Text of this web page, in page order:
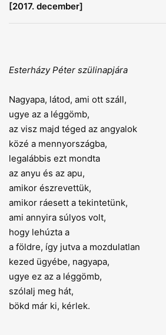
[2017. december]
Esterházy Péter szülinapjára
Nagyapa, látod, ami ott száll,
ugye az a léggömb,
az visz majd téged az angyalok
közé a mennyországba,
legalábbis ezt mondta
az anyu és az apu,
amikor észrevettük,
amikor ráesett a tekintetünk,
ami annyira súlyos volt,
hogy lehúzta a
a földre, így jutva a mozdulatlan
kezed ügyébe, nagyapa,
ugye ez az a léggömb,
szólalj meg hát,
bökd már ki, kérlek.